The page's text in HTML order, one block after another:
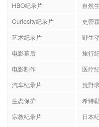
HBO纪录片
自然
Curiosity纪录片
史密
艺术纪录片
野生
电影幕后
旅行
电影制作
医疗
汽车纪录片
荒野
生态保护
希特勒
宗教纪录片
日本